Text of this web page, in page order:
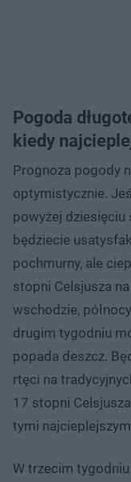
Pogoda
kiedy
Prognoza pogody
optymistycznie.
powyżej dziesięciu
będziecie
pochmurny, ale
stopni Celsjusza
wschodzie,
drugim tygodniu
popada deszcz.
rtęci na
17 stopni
tymi
W trzecim